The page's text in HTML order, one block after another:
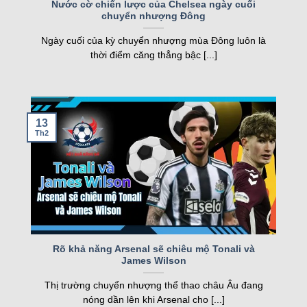
FT
Juventus Women
SCU Torreense Women
1
nghiệp, kqbd ngày càng khẳng định vị thế của
mình.
Các tính năng nổi bật của Kqbd – Kết
Một số tính năng nổi bật của kqbd
Trang web sở hữu nhiều tính năng vượt trội, đáp
ứng nhu cầu của cả người hâm mộ và cược thủ.
Nước cờ chiến lược của Chelsea ngày cuối
chuyển nhượng Đông
Ngày cuối của kỳ chuyển nhượng mùa Đông luôn là
thời điểm căng thẳng bậc [...]
Rõ khả năng Arsenal sẽ chiêu mộ Tonali và
James Wilson
Thị trường chuyển nhượng thể thao châu Âu đang
nóng dần lên khi Arsenal cho [...]
13
Th2